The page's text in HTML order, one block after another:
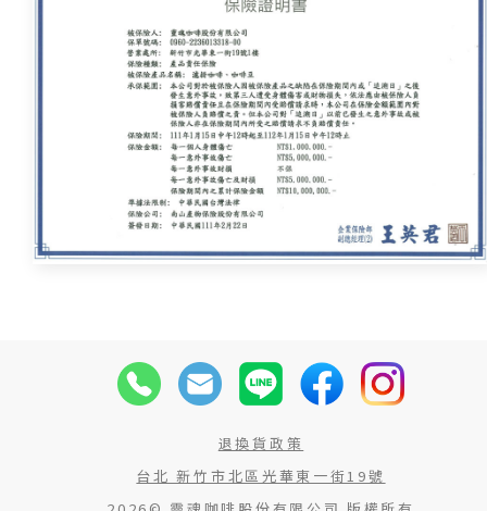
退換貨政策
台北 新竹市北區光華東一街19號